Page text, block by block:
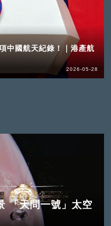
中國航天紀錄！｜港產航
2026-05-28
「天問一號」太空